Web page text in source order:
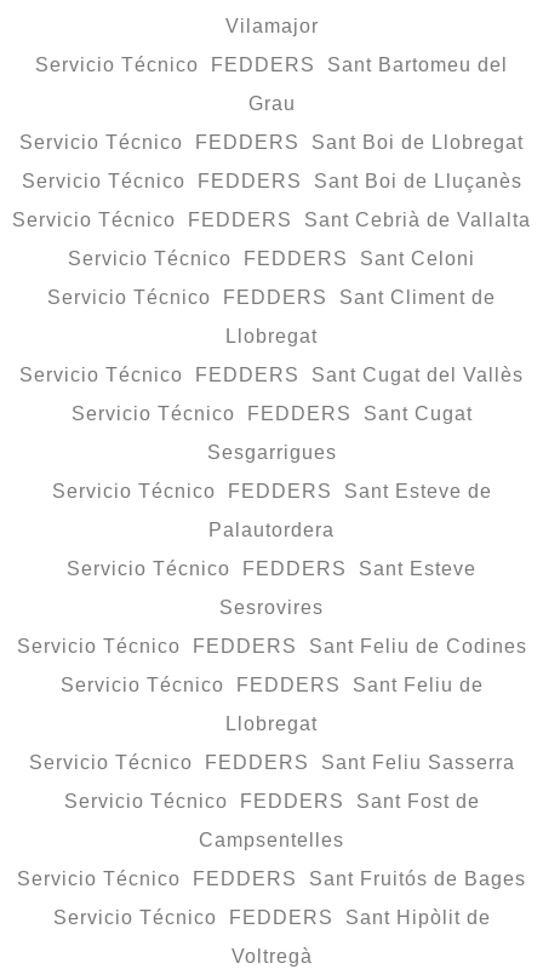
Vilamajor
Servicio Técnico FEDDERS Sant Bartomeu del
Grau
Servicio Técnico FEDDERS Sant Boi de Llobregat
Servicio Técnico FEDDERS Sant Boi de Lluçanès
Servicio Técnico FEDDERS Sant Cebrià de Vallalta
Servicio Técnico FEDDERS Sant Celoni
Servicio Técnico FEDDERS Sant Climent de
Llobregat
Servicio Técnico FEDDERS Sant Cugat del Vallès
Servicio Técnico FEDDERS Sant Cugat
Sesgarrigues
Servicio Técnico FEDDERS Sant Esteve de
Palautordera
Servicio Técnico FEDDERS Sant Esteve
Sesrovires
Servicio Técnico FEDDERS Sant Feliu de Codines
Servicio Técnico FEDDERS Sant Feliu de
Llobregat
Servicio Técnico FEDDERS Sant Feliu Sasserra
Servicio Técnico FEDDERS Sant Fost de
Campsentelles
Servicio Técnico FEDDERS Sant Fruitós de Bages
Servicio Técnico FEDDERS Sant Hipòlit de
Voltregà